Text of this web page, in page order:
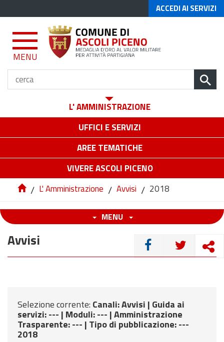
ACCEDI AI SERVIZI
MENU
L' AMMINISTRAZIONE
UFFICI E SERVIZI
AREE TEMATICHE
VIVERE ASCOLI PICENO
/ L' Amministrazione / Avvisi / 2018
MENU
CONDIVIDI
Avvisi
Selezione corrente: Canali: Avvisi | Guida ai
servizi: --- | Moduli: --- |Amministrazione
Trasparente: --- | Tipo di pubblicazione: ---
2018